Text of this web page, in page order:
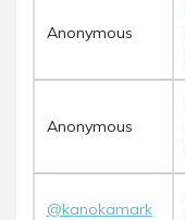
Anonymous
Anonymous
@kanokamark